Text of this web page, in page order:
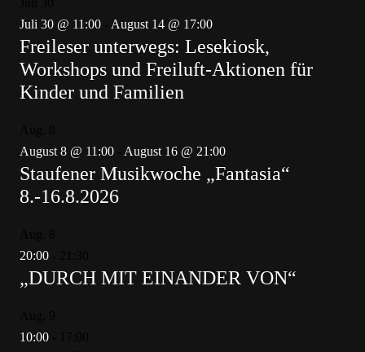
Juli 30 @ 11:00
August 14 @ 17:00
Freileser unterwegs: Lesekiosk,
Workshops und Freiluft-Aktionen für
Kinder und Familien
August 8 @ 11:00
August 16 @ 21:00
Staufener Musikwoche „Fantasia“
8.-16.8.2026
20:00
„DURCH MIT EINANDER VON“
10:00